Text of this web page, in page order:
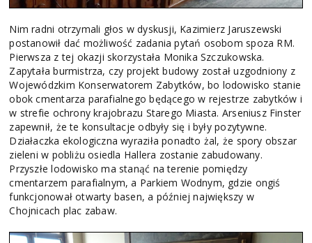
Nim radni otrzymali głos w dyskusji, Kazimierz Jaruszewski
postanowił dać możliwość zadania pytań osobom spoza RM.
Pierwsza z tej okazji skorzystała Monika Szczukowska.
Zapytała burmistrza, czy projekt budowy został uzgodniony z
Wojewódzkim Konserwatorem Zabytków, bo lodowisko stanie
obok cmentarza parafialnego będącego w rejestrze zabytków i
w strefie ochrony krajobrazu Starego Miasta. Arseniusz Finster
zapewnił, że te konsultacje odbyły się i były pozytywne.
Działaczka ekologiczna wyraziła ponadto żal, że spory obszar
zieleni w pobliżu osiedla Hallera zostanie zabudowany.
Przyszłe lodowisko ma stanąć na terenie pomiędzy
cmentarzem parafialnym, a Parkiem Wodnym, gdzie ongiś
funkcjonował otwarty basen, a później największy w
Chojnicach plac zabaw.